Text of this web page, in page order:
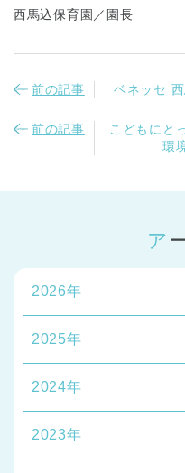
西馬込保育園／園長
前の記事 ベネッセ
前の記事
こどもにと
環
2026年
2025年
2024年
2023年